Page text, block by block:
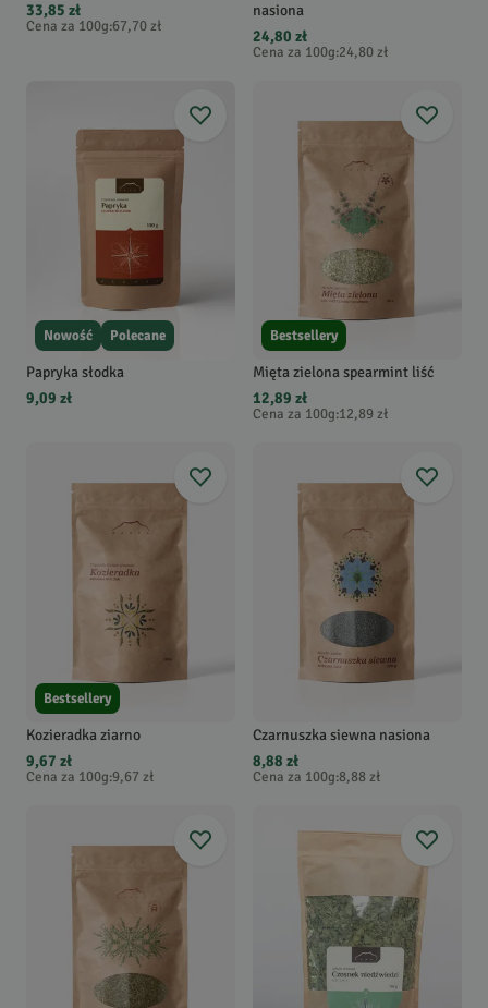
33,85 zł
Cena za 100g:67,70 zł
nasiona
24,80 zł
Cena za 100g:24,80 zł
Nowość Polecane
Papryka słodka
9,09 zł
Bestsellery
Mięta zielona spearmint liść
12,89 zł
Cena za 100g:12,89 zł
Bestsellery
Kozieradka ziarno
9,67 zł
Cena za 100g:9,67 zł
Czarnuszka siewna nasiona
8,88 zł
Cena za 100g:8,88 zł